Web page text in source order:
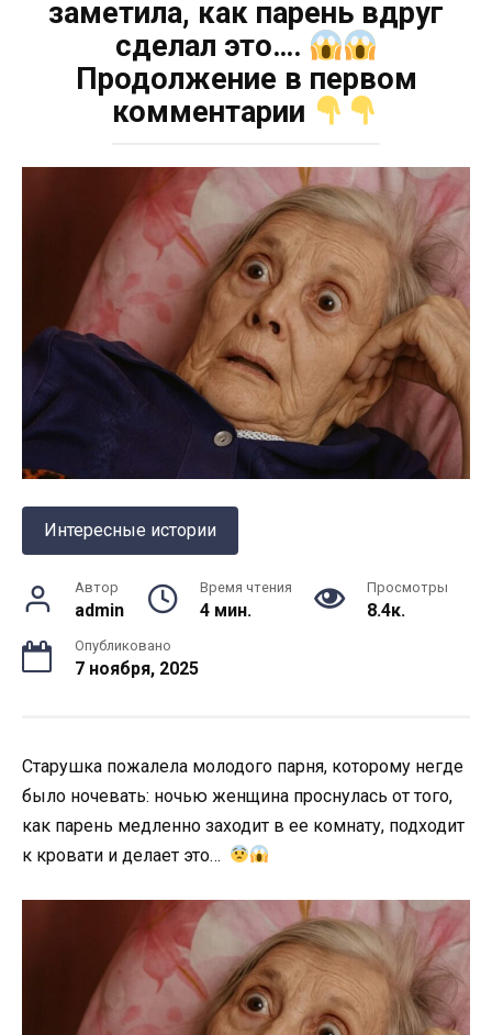
заметила, как парень вдруг
сделал это….
Продолжение в первом
комментарии
Интересные истории
Автор
admin
Время чтения
4 мин.
Просмотры
8.4к.
Опубликовано
7 ноября, 2025
Старушка пожалела молодого парня, которому негде
было ночевать: ночью женщина проснулась от того,
как парень медленно заходит в ее комнату, подходит
к кровати и делает это…